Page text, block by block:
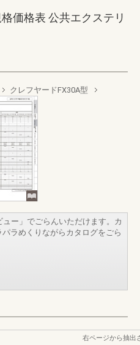
価格表 公共エクステリ
クレフヤードFX30A型
ー」でごらんいただけます。カ
ラめくりながらカタログをごら
右ページから抽出